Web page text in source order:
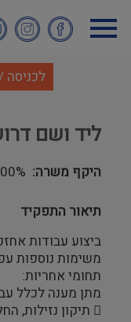
לתוכן
העיקרי
לכניסה
ליד ושם
היקף משרה
תיאור התפקיד
ביצוע עבודות
משימות נוספות
תחומי אחריות:
מתן מענה לכלל
 תיקון נזילות, החלפת ברזים, פתיחת סתימות וכיוב'